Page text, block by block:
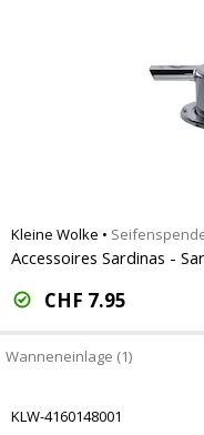
Kleine Wolke •
Accessoires Sardinas -
CHF 7.95
Wanneneinlage (1)
KLW-4160148001